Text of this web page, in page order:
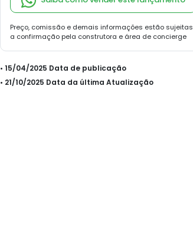
Preço, comissão e demais informações estão sujeitas
a confirmação pela construtora e área de concierge
• 15/04/2025 Data de publicação
• 21/10/2025 Data da última Atualização